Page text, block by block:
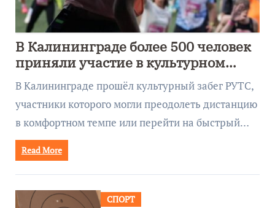
В Калининграде более 500 человек
приняли участие в культурном
забеге
В Калининграде прошёл культурный забег РУТС,
участники которого могли преодолеть дистанцию
в комфортном темпе или перейти на быстрый…
Read More
СПОРТ